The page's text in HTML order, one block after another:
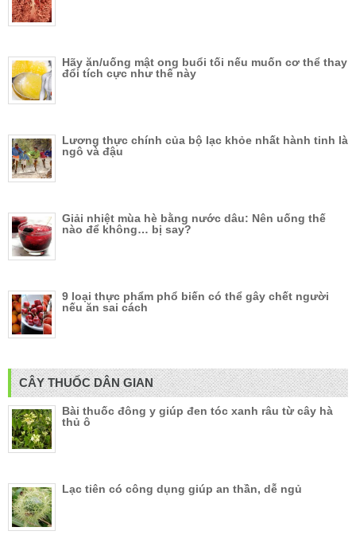
Hãy ăn/uống mật ong buổi tối nếu muốn cơ thể thay
đổi tích cực như thế này
Lương thực chính của bộ lạc khỏe nhất hành tinh là
ngô và đậu
Giải nhiệt mùa hè bằng nước dâu: Nên uống thế
nào để không… bị say?
9 loại thực phẩm phổ biến có thể gây chết người
nếu ăn sai cách
CÂY THUỐC DÂN GIAN
Bài thuốc đông y giúp đen tóc xanh râu từ cây hà
thủ ô
Lạc tiên có công dụng giúp an thần, dễ ngủ